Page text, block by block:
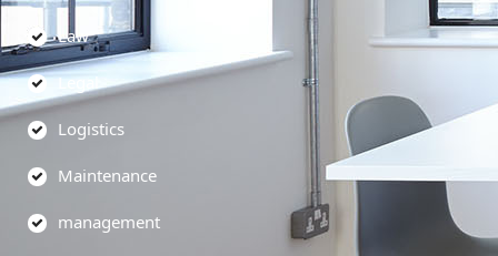
Law
Legal
Logistics
Maintenance
management